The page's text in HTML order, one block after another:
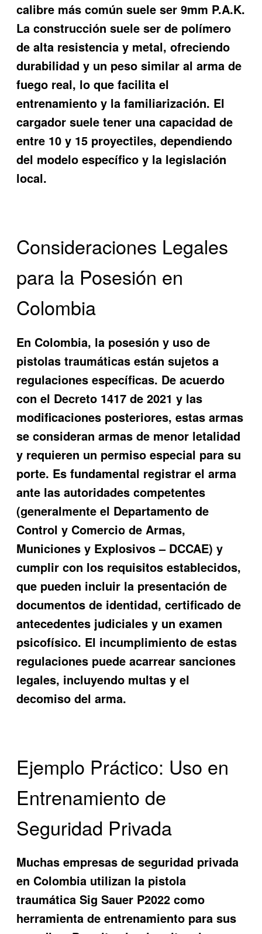
calibre más común suele ser 9mm P.A.K.
La construcción suele ser de polímero
de alta resistencia y metal, ofreciendo
durabilidad y un peso similar al arma de
fuego real, lo que facilita el
entrenamiento y la familiarización. El
cargador suele tener una capacidad de
entre 10 y 15 proyectiles, dependiendo
del modelo específico y la legislación
local.
Consideraciones Legales
para la Posesión en
Colombia
En Colombia, la posesión y uso de
pistolas traumáticas están sujetos a
regulaciones específicas. De acuerdo
con el Decreto 1417 de 2021 y las
modificaciones posteriores, estas armas
se consideran armas de menor letalidad
y requieren un permiso especial para su
porte. Es fundamental registrar el arma
ante las autoridades competentes
(generalmente el Departamento de
Control y Comercio de Armas,
Municiones y Explosivos – DCCAE) y
cumplir con los requisitos establecidos,
que pueden incluir la presentación de
documentos de identidad, certificado de
antecedentes judiciales y un examen
psicofísico. El incumplimiento de estas
regulaciones puede acarrear sanciones
legales, incluyendo multas y el
decomiso del arma.
Ejemplo Práctico: Uso en
Entrenamiento de
Seguridad Privada
Muchas empresas de seguridad privada
en Colombia utilizan la pistola
traumática Sig Sauer P2022 como
herramienta de entrenamiento para sus